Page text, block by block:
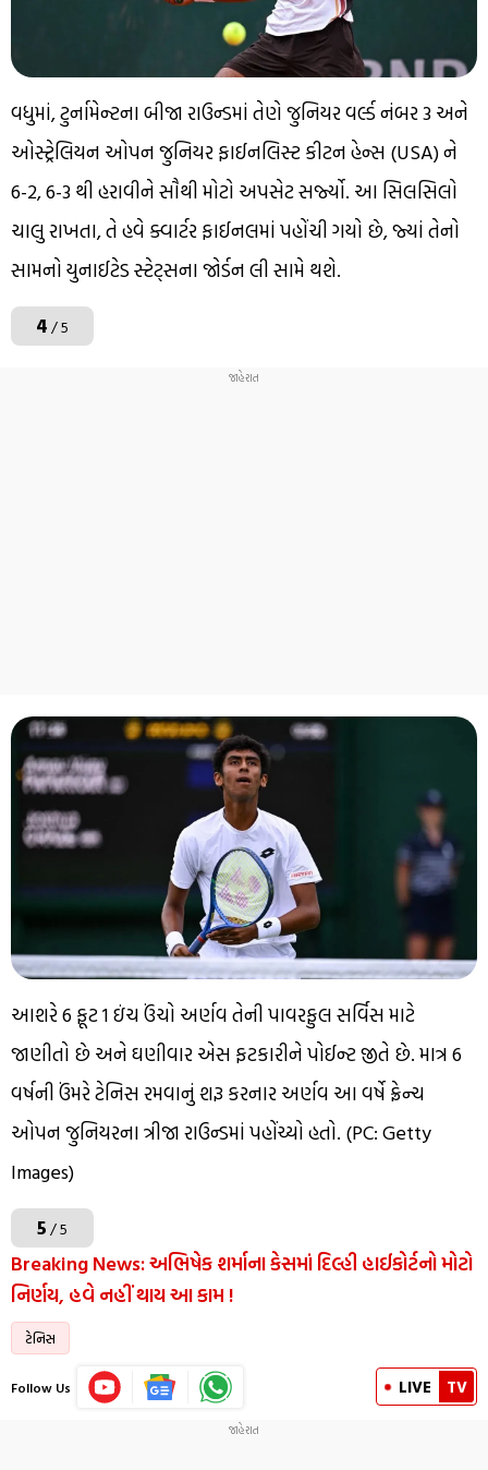
વધુમાં, ટુર્નામેન્ટના બીજા રાઉન્ડમાં તેણે જુનિયર વર્લ્ડ નંબર 3 અને
ઓસ્ટ્રેલિયન ઓપન જુનિયર ફાઈનલિસ્ટ કીટન હેન્સ (USA) ને
6-2, 6-3 થી હરાવીને સૌથી મોટો અપસેટ સર્જ્યો. આ સિલસિલો
ચાલુ રાખતા, તે હવે ક્વાર્ટર ફાઈનલમાં પહોંચી ગયો છે, જ્યાં તેનો
સામનો યુનાઈટેડ સ્ટેટ્સના જોર્ડન લી સામે થશે.
4/ 5
આશરે 6 ફૂટ 1 ઇંચ ઉંચો અર્ણવ તેની પાવરફુલ સર્વિસ માટે
જાણીતો છે અને ઘણીવાર એસ ફટકારીને પોઈન્ટ જીતે છે. માત્ર 6
વર્ષની ઉંમરે ટેનિસ રમવાનું શરૂ કરનાર અર્ણવ આ વર્ષે ફ્રેન્ચ
ઓપન જુનિયરના ત્રીજા રાઉન્ડમાં પહોંચ્યો હતો. (PC: Getty
Images)
5/ 5
Breaking News: અભિષેક શર્માના કેસમાં દિલ્હી હાઈકોર્ટનો મોટો
નિર્ણય, હવે નહીં થાય આ કામ !
ટેનિસ
Follow Us LIVE TV